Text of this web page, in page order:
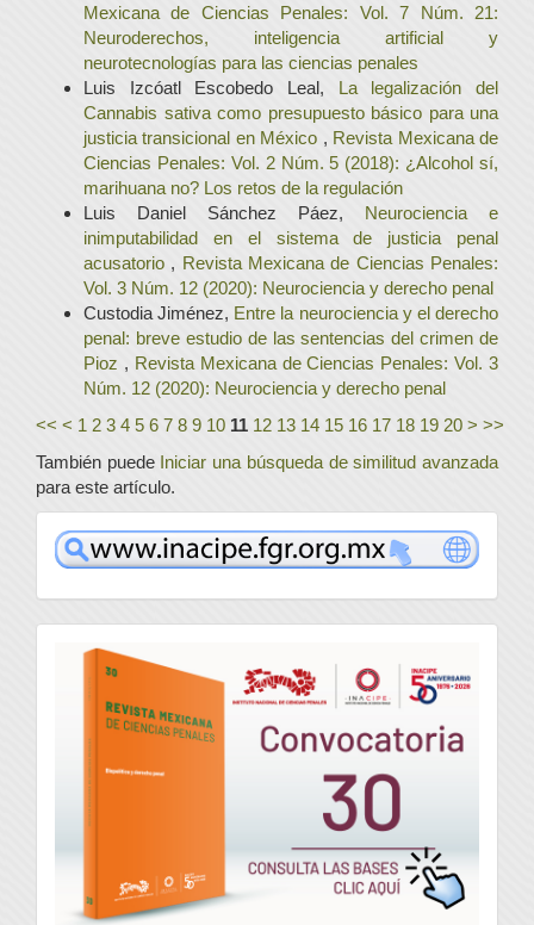
Mexicana de Ciencias Penales: Vol. 7 Núm. 21:
Neuroderechos, inteligencia artificial y
neurotecnologías para las ciencias penales
Luis Izcóatl Escobedo Leal, La legalización del
Cannabis sativa como presupuesto básico para una
justicia transicional en México , Revista Mexicana de
Ciencias Penales: Vol. 2 Núm. 5 (2018): ¿Alcohol sí,
marihuana no? Los retos de la regulación
Luis Daniel Sánchez Páez, Neurociencia e
inimputabilidad en el sistema de justicia penal
acusatorio , Revista Mexicana de Ciencias Penales:
Vol. 3 Núm. 12 (2020): Neurociencia y derecho penal
Custodia Jiménez, Entre la neurociencia y el derecho
penal: breve estudio de las sentencias del crimen de
Pioz , Revista Mexicana de Ciencias Penales: Vol. 3
Núm. 12 (2020): Neurociencia y derecho penal
<< < 1 2 3 4 5 6 7 8 9 10 11 12 13 14 15 16 17 18 19 20 > >>
También puede Iniciar una búsqueda de similitud avanzada
para este artículo.
www
convocatoria